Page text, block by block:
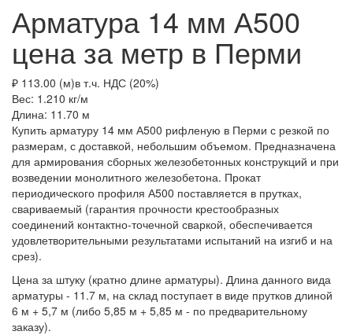
Арматура 14 мм А500
цена за метр в Перми
₽ 113.00 (м)в т.ч. НДС (20%)
Вес: 1.210 кг/м
Длина: 11.70 м
Купить арматуру 14 мм А500 рифленую в Перми с резкой по
размерам, с доставкой, небольшим объемом. Предназначена
для армирования сборных железобетонных конструкций и при
возведении монолитного железобетона. Прокат
периодического профиля А500 поставляется в прутках,
свариваемый (гарантия прочности крестообразных
соединений контактно-точечной сваркой, обеспечивается
удовлетворительными результатами испытаний на изгиб и на
срез).
Цена за штуку (кратно длине арматуры). Длина данного вида
арматуры - 11.7 м, на склад поступает в виде прутков длиной
6 м + 5,7 м (либо 5,85 м + 5,85 м - по предварительному
заказу).